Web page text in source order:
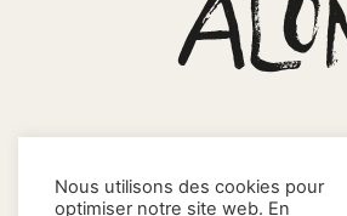
Nous utilisons des cookies pour
optimiser notre site web. En